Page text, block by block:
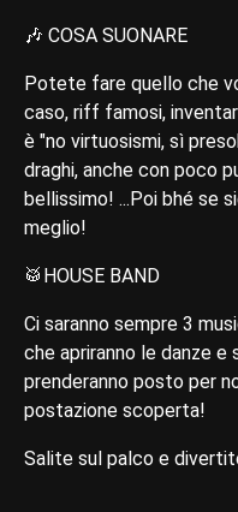
🎶 COSA SUONARE
Potete fare quello che
caso, riff famosi,
è "no virtuosismi, sì
draghi, anche con poco
bellissimo! ...Poi bhé se
meglio!
🥁HOUSE BAND
Ci saranno sempre 3
che apriranno le danze
prenderanno posto per
postazione scoperta!
Salite sul palco e